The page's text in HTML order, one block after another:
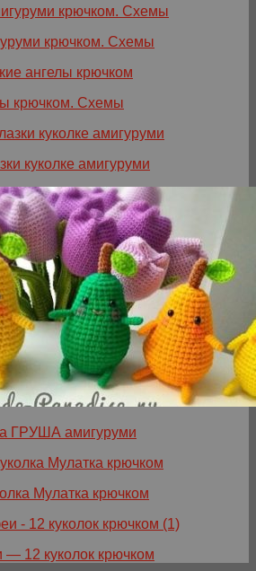
крючком. Схемы
крючком. Схемы
куколке амигуруми
ГРУША амигуруми
Мулатка крючком
12 куколок крючком